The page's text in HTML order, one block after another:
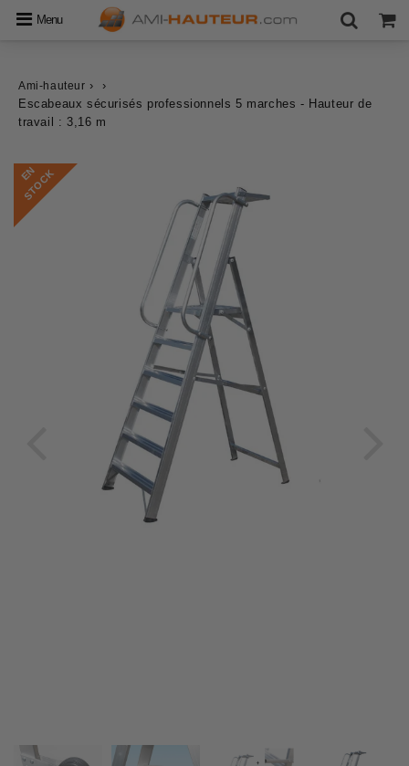
Menu
Ami-hauteur ›
›
Escabeaux sécurisés professionnels 5 marches - Hauteur de
travail : 3,16 m
E
N
S
T
O
C
K